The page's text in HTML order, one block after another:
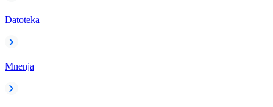
Datoteka
Mnenja